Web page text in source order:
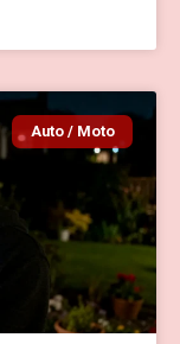
Auto / Moto